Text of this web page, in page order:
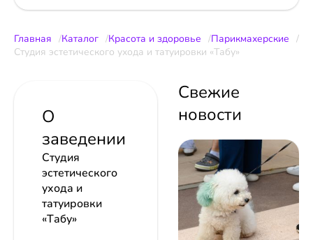
Главная Каталог Красота и здоровье
Парикмахерские
Студия эстетического ухода и татуировки «Tабу»
О
заведении
Студия
эстетического
ухода и
татуировки
«Tабу»
Свежие
новости